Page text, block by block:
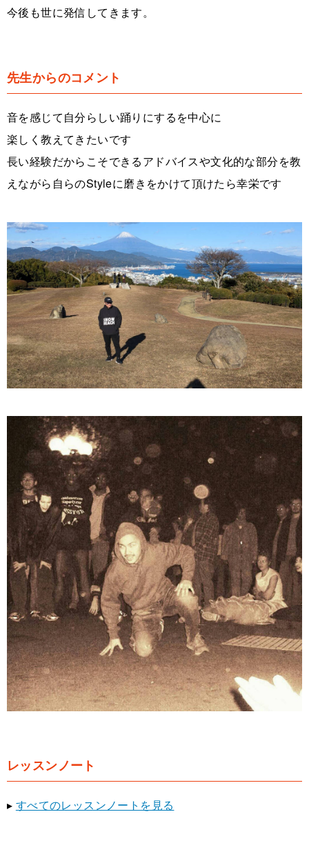
今後も世に発信してきます。
先生からのコメント
音を感じて自分らしい踊りにするを中心に
楽しく教えてきたいです
長い経験だからこそできるアドバイスや文化的な部分を教
えながら自らのStyleに磨きをかけて頂けたら幸栄です
レッスンノート
▸ すべてのレッスンノートを見る